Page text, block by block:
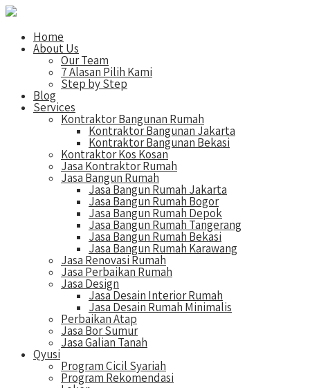
Home
About Us
Our Team
7 Alasan Pilih Kami
Step by Step
Blog
Services
Kontraktor Bangunan Rumah
Kontraktor Bangunan Jakarta
Kontraktor Bangunan Bekasi
Kontraktor Kos Kosan
Jasa Kontraktor Rumah
Jasa Bangun Rumah
Jasa Bangun Rumah Jakarta
Jasa Bangun Rumah Bogor
Jasa Bangun Rumah Depok
Jasa Bangun Rumah Tangerang
Jasa Bangun Rumah Bekasi
Jasa Bangun Rumah Karawang
Jasa Renovasi Rumah
Jasa Perbaikan Rumah
Jasa Design
Jasa Desain Interior Rumah
Jasa Desain Rumah Minimalis
Perbaikan Atap
Jasa Bor Sumur
Jasa Galian Tanah
Qyusi
Program Cicil Syariah
Program Rekomendasi